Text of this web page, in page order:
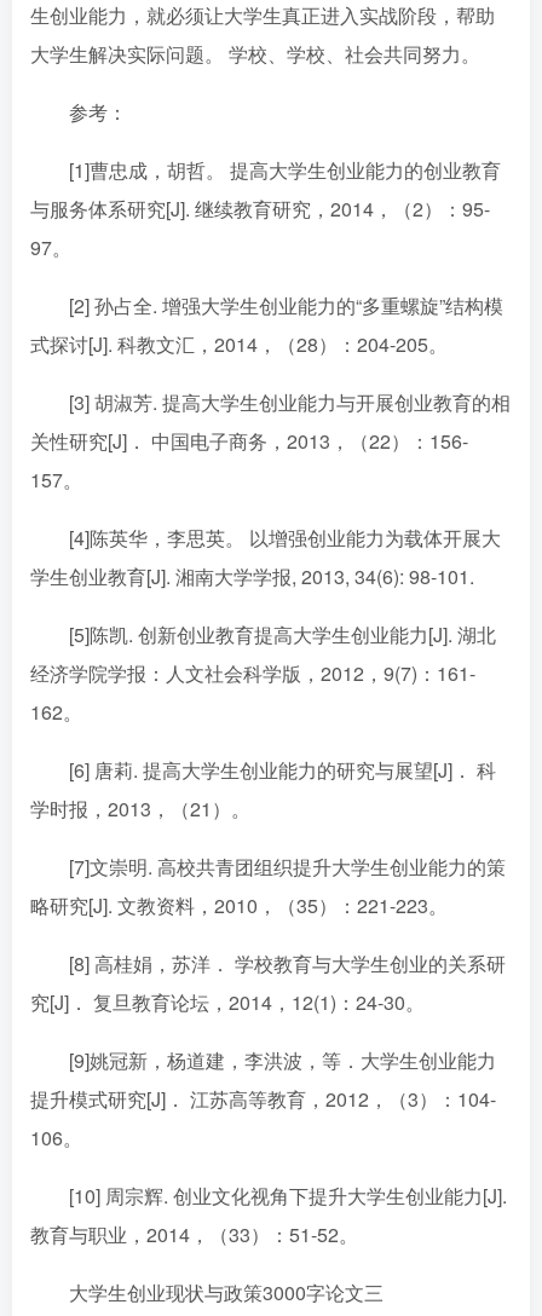
生创业能力，就必须让大学生真正进入实战阶段，帮助
大学生解决实际问题。 学校、学校、社会共同努力。
参考：
[1]曹忠成，胡哲。 提高大学生创业能力的创业教育
与服务体系研究[J]. 继续教育研究，2014，（2）：95-
97。
[2] 孙占全. 增强大学生创业能力的“多重螺旋”结构模
式探讨[J]. 科教文汇，2014，（28）：204-205。
[3] 胡淑芳. 提高大学生创业能力与开展创业教育的相
关性研究[J]． 中国电子商务，2013，（22）：156-
157。
[4]陈英华，李思英。 以增强创业能力为载体开展大
学生创业教育[J]. 湘南大学学报, 2013, 34(6): 98-101.
[5]陈凯. 创新创业教育提高大学生创业能力[J]. 湖北
经济学院学报：人文社会科学版，2012，9(7)：161-
162。
[6] 唐莉. 提高大学生创业能力的研究与展望[J]． 科
学时报，2013，（21）。
[7]文崇明. 高校共青团组织提升大学生创业能力的策
略研究[J]. 文教资料，2010，（35）：221-223。
[8] 高桂娟，苏洋． 学校教育与大学生创业的关系研
究[J]． 复旦教育论坛，2014，12(1)：24-30。
[9]姚冠新，杨道建，李洪波，等．大学生创业能力
提升模式研究[J]． 江苏高等教育，2012，（3）：104-
106。
[10] 周宗辉. 创业文化视角下提升大学生创业能力[J].
教育与职业，2014，（33）：51-52。
大学生创业现状与政策3000字论文三